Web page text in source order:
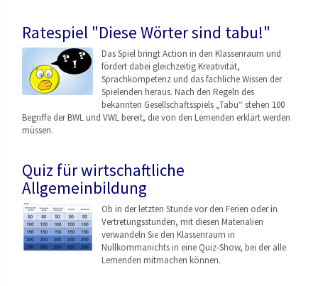
Ratespiel "Diese Wörter sind tabu!"
Das Spiel bringt Action in den Klassenraum und
fördert dabei gleichzeitig Kreativität,
Sprachkompetenz und das fachliche Wissen der
Spielenden heraus. Nach den Regeln des
bekannten Gesellschaftsspiels „Tabu“ stehen 100
Begriffe der BWL und VWL bereit, die von den Lernenden erklärt werden
müssen.
Quiz für wirtschaftliche
Allgemeinbildung
Ob in der letzten Stunde vor den Ferien oder in
Vertretungsstunden, mit diesen Materialien
verwandeln Sie den Klassenraum in
Nullkommanichts in eine Quiz-Show, bei der alle
Lernenden mitmachen können.